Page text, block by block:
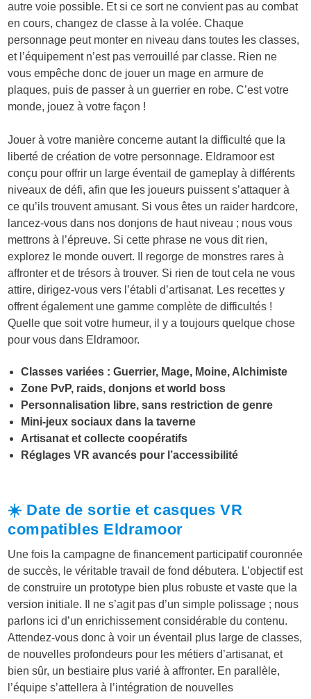
autre voie possible. Et si ce sort ne convient pas au combat
en cours, changez de classe à la volée. Chaque
personnage peut monter en niveau dans toutes les classes,
et l’équipement n’est pas verrouillé par classe. Rien ne
vous empêche donc de jouer un mage en armure de
plaques, puis de passer à un guerrier en robe. C’est votre
monde, jouez à votre façon !
Jouer à votre manière concerne autant la difficulté que la
liberté de création de votre personnage. Eldramoor est
conçu pour offrir un large éventail de gameplay à différents
niveaux de défi, afin que les joueurs puissent s’attaquer à
ce qu’ils trouvent amusant. Si vous êtes un raider hardcore,
lancez-vous dans nos donjons de haut niveau ; nous vous
mettrons à l’épreuve. Si cette phrase ne vous dit rien,
explorez le monde ouvert. Il regorge de monstres rares à
affronter et de trésors à trouver. Si rien de tout cela ne vous
attire, dirigez-vous vers l’établi d’artisanat. Les recettes y
offrent également une gamme complète de difficultés !
Quelle que soit votre humeur, il y a toujours quelque chose
pour vous dans Eldramoor.
Classes variées : Guerrier, Mage, Moine, Alchimiste
Zone PvP, raids, donjons et world boss
Personnalisation libre, sans restriction de genre
Mini-jeux sociaux dans la taverne
Artisanat et collecte coopératifs
Réglages VR avancés pour l’accessibilité
☀️ Date de sortie et casques VR
compatibles Eldramoor
Une fois la campagne de financement participatif couronnée
de succès, le véritable travail de fond débutera. L’objectif est
de construire un prototype bien plus robuste et vaste que la
version initiale. Il ne s’agit pas d’un simple polissage ; nous
parlons ici d’un enrichissement considérable du contenu.
Attendez-vous donc à voir un éventail plus large de classes,
de nouvelles profondeurs pour les métiers d’artisanat, et
bien sûr, un bestiaire plus varié à affronter. En parallèle,
l’équipe s’attellera à l’intégration de nouvelles